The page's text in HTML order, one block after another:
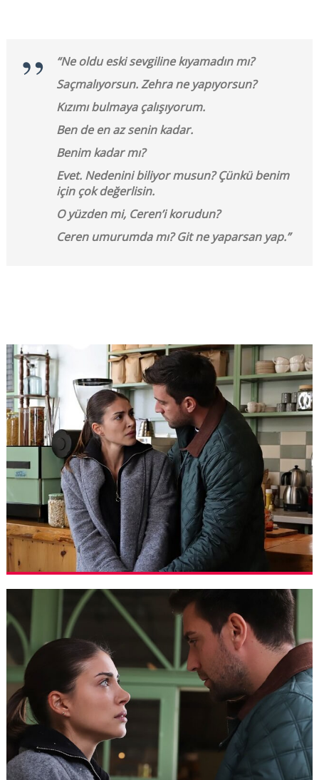
“Ne oldu eski sevgiline kıyamadın mı?
Saçmalıyorsun. Zehra ne yapıyorsun?
Kızımı bulmaya çalışıyorum.
Ben de en az senin kadar.
Benim kadar mı?
Evet. Nedenini biliyor musun? Çünkü benim
için çok değerlisin.
O yüzden mi, Ceren’i korudun?
Ceren umurumda mı? Git ne yaparsan yap.”